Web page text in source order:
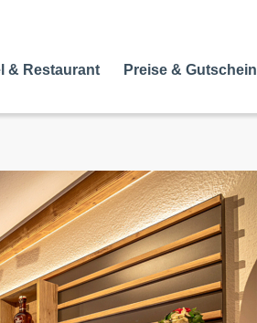
& Restaurant Preise & Gutschein